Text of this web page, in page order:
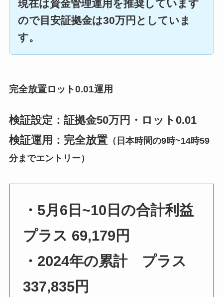
現在は資金管理運用を推奨しています
ので目安証拠金は30万円としていま
す。
完全放置ロット0.01運用
検証設定：証拠金50万円・ロット0.01
検証運用：完全放置（日本時間の9時~14時59
分までエントリー）
・5月6日~10日の合計利益
プラス 69,179円
・2024年の累計 プラス
337,835円